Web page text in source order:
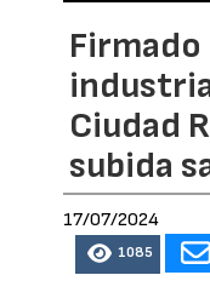
Ciudad
subida
17/07/2024
1085